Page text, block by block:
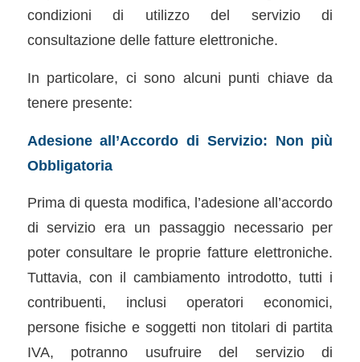
condizioni di utilizzo del servizio di
consultazione delle fatture elettroniche.
In particolare, ci sono alcuni punti chiave da
tenere presente:
Adesione all’Accordo di Servizio: Non più
Obbligatoria
Prima di questa modifica, l’adesione all’accordo
di servizio era un passaggio necessario per
poter consultare le proprie fatture elettroniche.
Tuttavia, con il cambiamento introdotto, tutti i
contribuenti, inclusi operatori economici,
persone fisiche e soggetti non titolari di partita
IVA, potranno usufruire del servizio di